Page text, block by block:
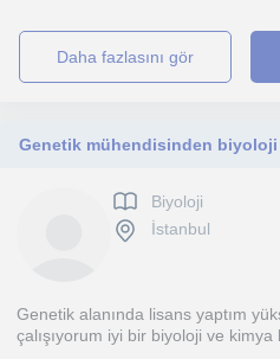
daha fazlasını gör
Genetik mühendisinden biyoloji
Biyoloji
İstanbul
Genetik alanında lisans yaptım
çalışıyorum iyi bir biyoloji ve kimya